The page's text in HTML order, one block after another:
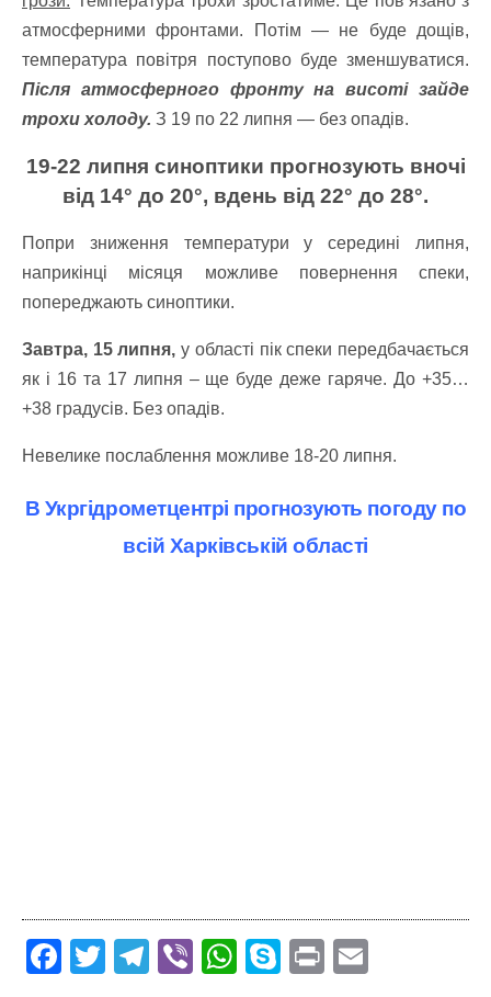
атмосферними фронтами. Потім — не буде дощів,
температура повітря поступово буде зменшуватися.
Після атмосферного фронту на висоті зайде
трохи холоду. З 19 по 22 липня — без опадів.
19-22 липня синоптики прогнозують вночі
від 14° до 20°, вдень від 22° до 28°.
Попри зниження температури у середині липня,
наприкінці місяця можливе повернення спеки,
попереджають синоптики.
Завтра, 15 липня, у області пік спеки передбачається
як і 16 та 17 липня – ще буде деже гаряче. До +35…
+38 градусів. Без опадів.
Невелике послаблення можливе 18-20 липня.
В Укргідрометцентрі прогнозують погоду по
всій Харківській області
F T T Vi W S Pr